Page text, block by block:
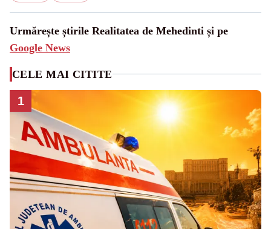
Urmărește știrile Realitatea de Mehedinti și pe
Google News
CELE MAI CITITE
1